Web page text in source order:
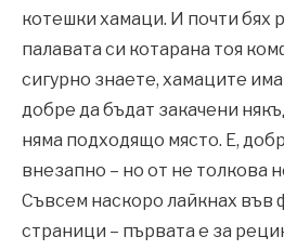
котешки хамаци. И почти бях
палавата си котарана тоя
сигурно знаете, хамаците
добре да бъдат закачени
няма подходящо място. Е,
внезапно – но от не толкова
Съвсем наскоро лайкнах във
страници – първата е за